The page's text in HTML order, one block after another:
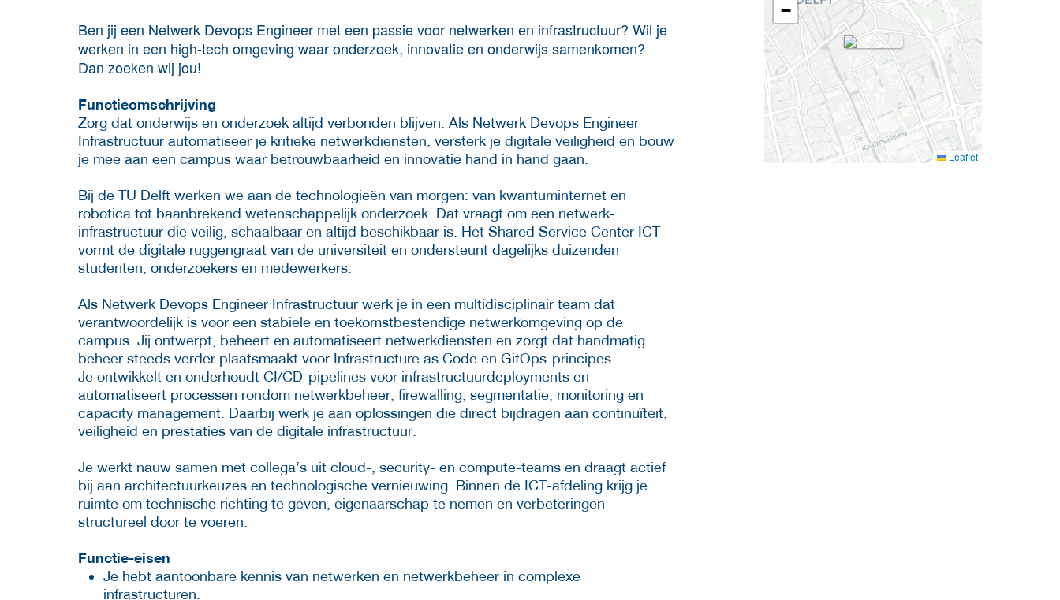
Ben jij een Netwerk Devops Engineer met een passie voor netwerken en infrastructuur? Wil je
werken in een high-tech omgeving waar onderzoek, innovatie en onderwijs samenkomen?
Dan zoeken wij jou!
Functieomschrijving
Zorg dat onderwijs en onderzoek altijd verbonden blijven. Als Netwerk Devops Engineer
Infrastructuur automatiseer je kritieke netwerkdiensten, versterk je digitale veiligheid en bouw
je mee aan een campus waar betrouwbaarheid en innovatie hand in hand gaan.
Bij de TU Delft werken we aan de technologieën van morgen: van kwantuminternet en
robotica tot baanbrekend wetenschappelijk onderzoek. Dat vraagt om een netwerk-
infrastructuur die veilig, schaalbaar en altijd beschikbaar is. Het Shared Service Center ICT
vormt de digitale ruggengraat van de universiteit en ondersteunt dagelijks duizenden
studenten, onderzoekers en medewerkers.
Als Netwerk Devops Engineer Infrastructuur werk je in een multidisciplinair team dat
verantwoordelijk is voor een stabiele en toekomstbestendige netwerkomgeving op de
campus. Jij ontwerpt, beheert en automatiseert netwerkdiensten en zorgt dat handmatig
beheer steeds verder plaatsmaakt voor Infrastructure as Code en GitOps-principes.
Je ontwikkelt en onderhoudt CI/CD-pipelines voor infrastructuurdeployments en
automatiseert processen rondom netwerkbeheer, firewalling, segmentatie, monitoring en
capacity management. Daarbij werk je aan oplossingen die direct bijdragen aan continuïteit,
veiligheid en prestaties van de digitale infrastructuur.
Je werkt nauw samen met collega’s uit cloud-, security- en compute-teams en draagt actief
bij aan architectuurkeuzes en technologische vernieuwing. Binnen de ICT-afdeling krijg je
ruimte om technische richting te geven, eigenaarschap te nemen en verbeteringen
structureel door te voeren.
Functie-eisen
Je hebt aantoonbare kennis van netwerken en netwerkbeheer in complexe
infrastructuren.
−
Leaflet